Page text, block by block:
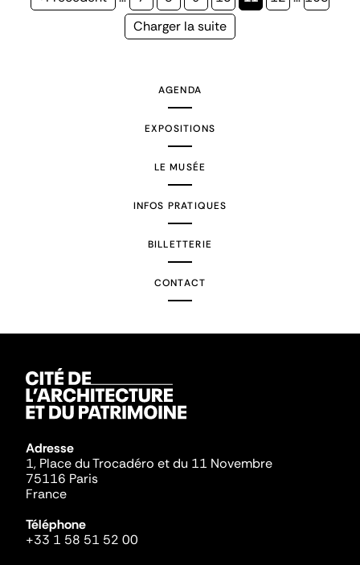
Page
Charger la suite
AGENDA
EXPOSITIONS
LE MUSÉE
INFOS PRATIQUES
BILLETTERIE
CONTACT
Adresse
1, Place du Trocadéro et du 11 Novembre
75116 Paris
France
Téléphone
+33 1 58 51 52 00